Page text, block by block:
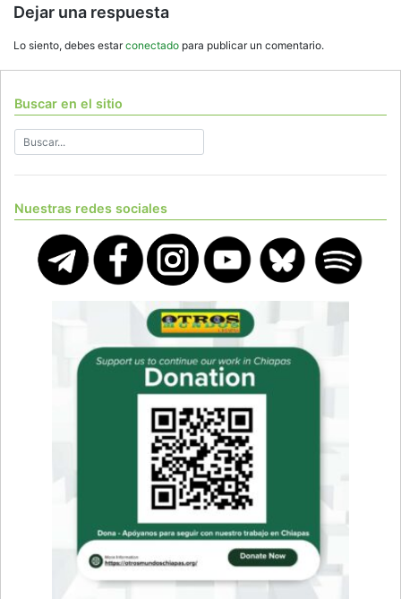
Dejar una respuesta
Lo siento, debes estarconectado para publicar un comentario.
Buscar en el sitio
Nuestras redes sociales